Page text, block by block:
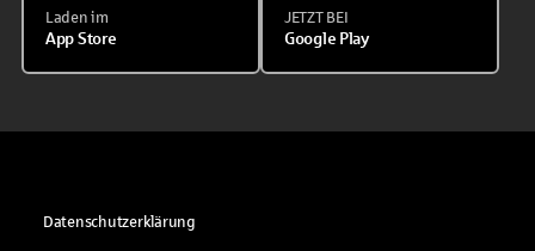
Laden im
App Store
JETZT BEI
Google Play
Datenschutzerklärung